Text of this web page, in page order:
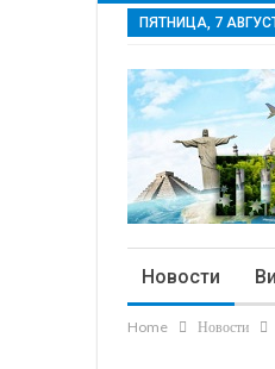
ПЯТНИЦА, 7
Новости
Home Новости